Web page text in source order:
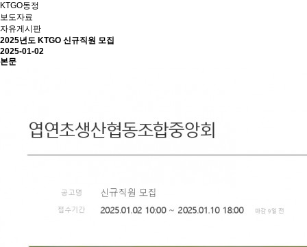
KTGO동정
보도자료
자유게시판
2025년도 KTGO 신규직원 모집
2025-01-02
본문